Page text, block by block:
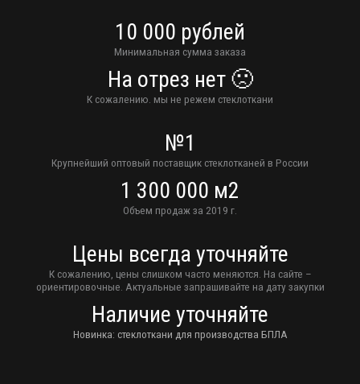
10 000 рублей
Минимальная сумма заказа
На отрез нет 🙁
К сожалению. мы не режем стеклоткани
№1
Крупнейший оптовый поставщик стеклотканей в России
1 300 000 м2
Объем продаж за 2019 г.
Цены всегда уточняйте
К сожалению, цены слишком часто меняются. На сайте –
ориентировочные. Актуальные запрашивайте на дату закупки
Наличие уточняйте
Новинка: стеклоткани для производства БПЛА